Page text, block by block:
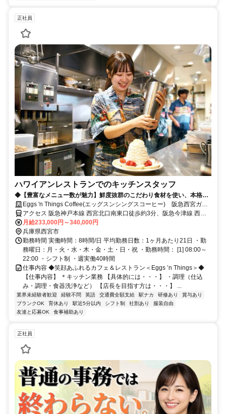
正社員
ハワイアンレストランでのキッチンスタッフ
◆【豊富なメニュー数が魅力】鮮度抜群のこだわり食材を使い、本格ハ
ワイ料理～洋食全般の腕を磨けます◆
Eggs 'n Things Coffee(エッグスンシングスコーヒー) 阪急西宮ガー
デンズ店 社員募集
アクセス 阪急神戸本線 西宮北口南東口徒歩約3分、阪急今津線 西宮
北口南東口徒歩約3分、連絡バス 西宮北口南東口徒歩約3分 西宮北口
駅連絡デッキ直結 阪神国道駅徒歩15分
月給233,000円～340,000円
兵庫県西宮市
勤務時間 実働時間：8時間/日 平均勤務日数：1ヶ月あたり21日 ・勤
務曜日：月・火・水・木・金・土・日・祝 ・勤務時間： [1] 08:00～
22:00 ・シフト制 ・週実働40時間
仕事内容 ◆笑顔あふれるカフェ＆レストラン＜Eggs ’n Things＞◆
【仕事内容】 ＊キッチン業務 【具体的には・・・】 ・調理（仕込
み・調理・食器洗浄など） 【店長を目指す方は・・・】 ...
業界未経験者歓迎 経験不問 英語 交通費全額支給 駅ナカ 研修あり
賞与あり
ブランクOK
育休あり 駅近5分以内 シフト制 社割あり
服装自由
友達と応募OK
食事補助あり
正社員